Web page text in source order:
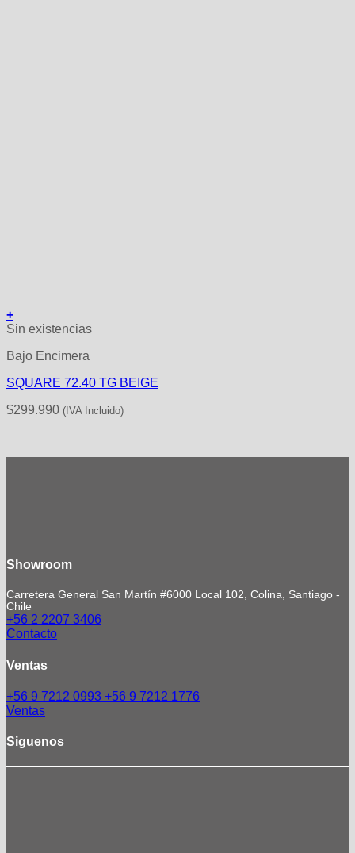
+
Sin existencias
Bajo Encimera
SQUARE 72.40 TG BEIGE
$299.990 (IVA Incluido)
Showroom
Carretera General San Martín #6000 Local 102, Colina, Santiago -
Chile
+56 2 2207 3406
Contacto
Ventas
+56 9 7212 0993 +56 9 7212 1776
Ventas
Siguenos